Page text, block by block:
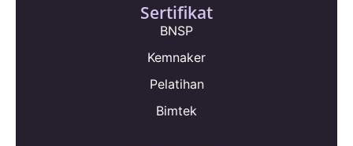
Sertifikat
BNSP
Kemnaker
Pelatihan
Bimtek